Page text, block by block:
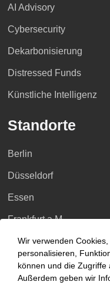
AI Advisory
Cybersecurity
Dekarbonisierung
Distressed Funds
Künstliche Intelligenz
Standorte
Berlin
Düsseldorf
Essen
Frankfurt a.M.
Hamburg
Hannover
Wir verwenden
personalisieren,
können und die Zugriffe
Außerdem geben wir